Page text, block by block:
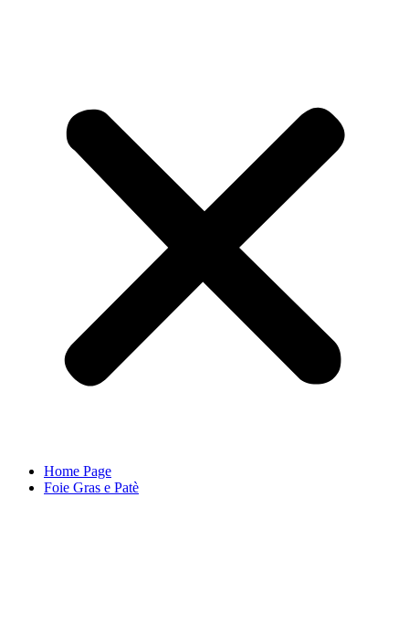
Home Page
Foie Gras e Patè